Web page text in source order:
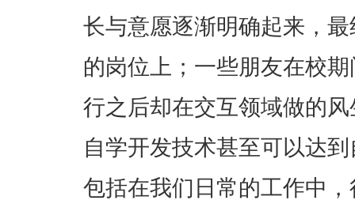
长与意愿逐渐明确起来，
的岗位上；一些朋友在校
行之后却在交互领域做的
自学开发技术甚至可以达
包括在我们日常的工作中